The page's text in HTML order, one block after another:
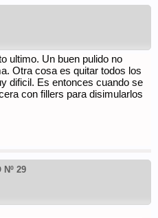
ultimo. Un buen pulido no
Otra cosa es quitar todos los
dificil. Es entonces cuando se
con fillers para disimularlos
Nº 29